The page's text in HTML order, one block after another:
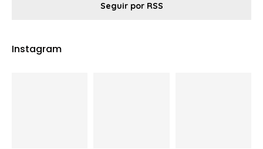
Seguir por RSS
Instagram